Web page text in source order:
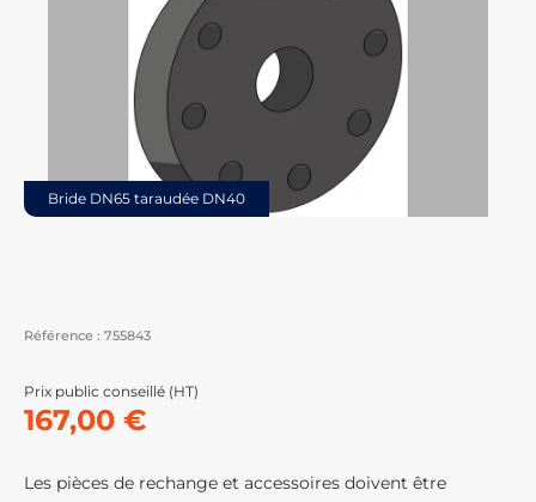
Bride DN65 taraudée DN40
Référence : 755843
Prix public conseillé (HT)
167,00 €
Les pièces de rechange et accessoires doivent être